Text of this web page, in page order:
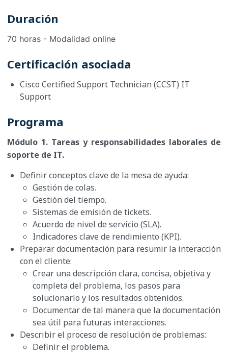
Duración
70 horas - Modalidad online
Certificación asociada
Cisco Certified Support Technician (CCST) IT
Support
Programa
Módulo 1. Tareas y responsabilidades laborales de
soporte de IT.
Definir conceptos clave de la mesa de ayuda:
Gestión de colas.
Gestión del tiempo.
Sistemas de emisión de tickets.
Acuerdo de nivel de servicio (SLA).
Indicadores clave de rendimiento (KPI).
Preparar documentación para resumir la interacción
con el cliente:
Crear una descripción clara, concisa, objetiva y
completa del problema, los pasos para
solucionarlo y los resultados obtenidos.
Documentar de tal manera que la documentación
sea útil para futuras interacciones.
Describir el proceso de resolución de problemas:
Definir el problema.